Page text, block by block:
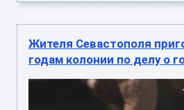
Жителя Севастополя
годам колонии по делу о